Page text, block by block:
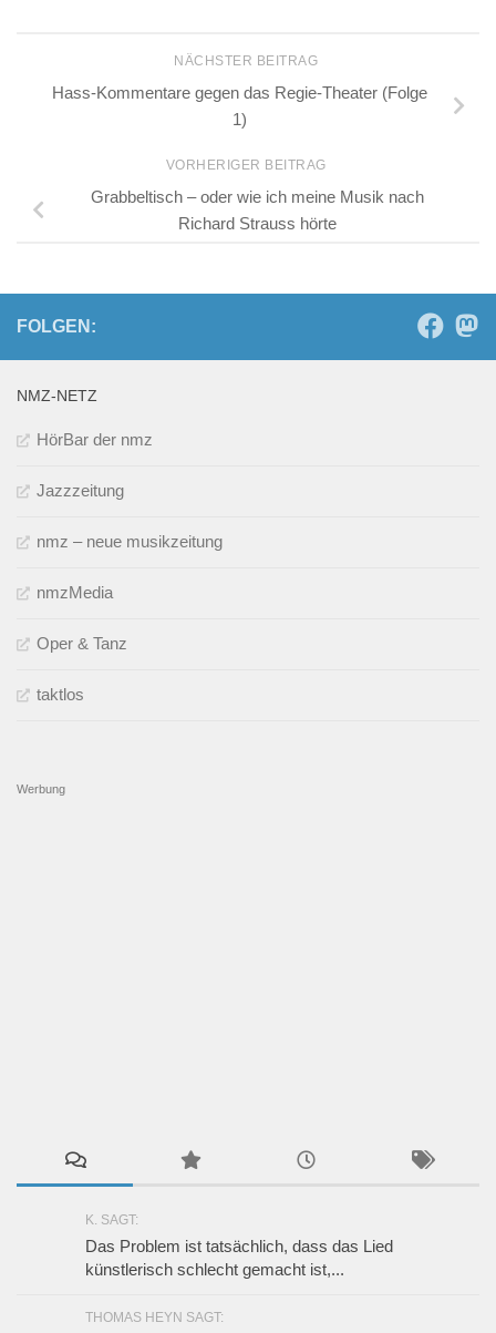
entsprangen. Ein Künstler
NÄCHSTER BEITRAG
Hass-Kommentare gegen das Regie-Theater (Folge
1)
VORHERIGER BEITRAG
Grabbeltisch – oder wie ich meine Musik nach
Richard Strauss hörte
FOLGEN:
NMZ-NETZ
HörBar der nmz
Jazzzeitung
nmz – neue musikzeitung
nmzMedia
Oper & Tanz
taktlos
Werbung
K. SAGT:
Das Problem ist tatsächlich, dass das Lied
künstlerisch schlecht gemacht ist,...
THOMAS HEYN SAGT: